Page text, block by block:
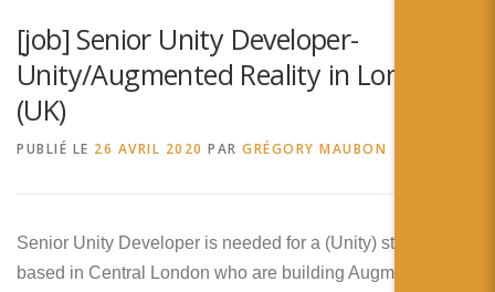
SERVICES RA’PRO ACTUALITÉ DE LA RA
CONTACTS
Français
[job] Senior Unity Developer-
Unity/Augmented Reality in London
(UK)
PUBLIÉ LE 26 AVRIL 2020 PAR GRÉGORY MAUBON
Senior Unity Developer is needed for a (Unity) startup
based in Central London who are building Augmented